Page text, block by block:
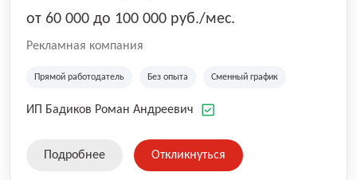
от 60 000 до 100 000 руб./мес.
Рекламная компания
Прямой работодатель Без опыта Сменный график
ИП Бадиков Роман Андреевич
Подробнее Откликнуться